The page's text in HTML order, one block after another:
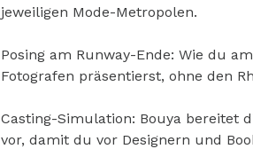
jeweiligen Mode-Metropolen.
Posing am Runway-Ende: Wie du
Fotografen präsentierst, ohne den
Casting-Simulation: Bouya bereitet
vor, damit du vor Designern und